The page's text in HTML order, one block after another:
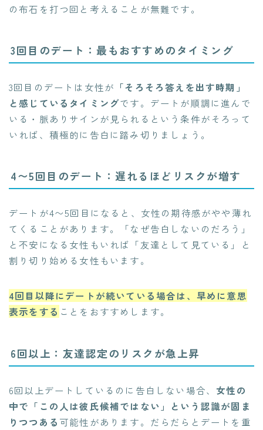
の布石を打つ回と考えることが無難です。
3回目のデート：最もおすすめのタイミング
3回目のデートは女性が 「そろそろ答えを出す時期」
と感じているタイミングです。デートが順調に進んで
いる・脈ありサインが見られるという条件がそろって
いれば、積極的に告白に踏み切りましょう。
4〜5回目のデート：遅れるほどリスクが増す
デートが4〜5回目になると、女性の期待感がやや薄れ
てくることがあります。「なぜ告白しないのだろう」
と不安になる女性もいれば「友達として見ている」と
割り切り始める女性もいます。
4回目以降にデートが続いている場合は、早めに意思
表示をする ことをおすすめします。
6回以上：友達認定のリスクが急上昇
6回以上デートしているのに告白しない場合、 女性の
中で「この人は彼氏候補ではない」という認識が固ま
りつつある 可能性があります。だらだらとデートを重